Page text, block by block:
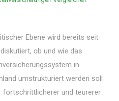
Ebene wird bereits seit
ob und wie das
in
umstrukturiert werden soll
fortschrittlicherer und teurerer